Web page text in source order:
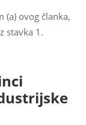
(a) ovog članka,
stavka 1.